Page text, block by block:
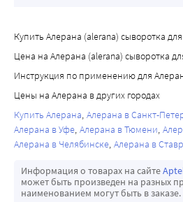
Купить Алерана (alerana) сыворотка
Цена на Алерана (alerana) сыворотка
Инструкция по применению для
Цены на Алерана в других городах
Купить Алерана Алерана в Санкт-
Алерана в Уфе Алерана в Тюмени
Алерана в Челябинске Алерана в
Информация о товарах на сайте
может быть произведен на разных
наименованием могут быть в заказе.